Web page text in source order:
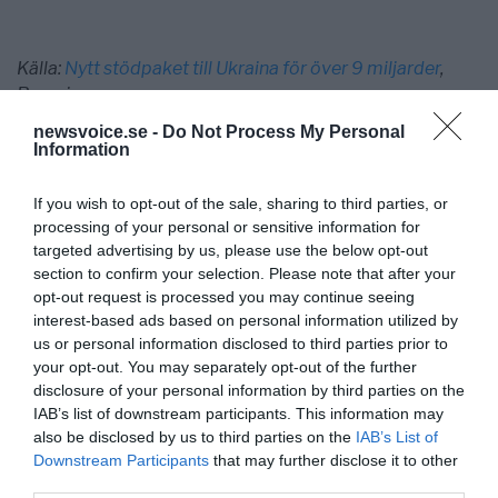
newsvoice.se - Do Not Process My Personal
Information
If you wish to opt-out of the sale, sharing to third parties, or
processing of your personal or sensitive information for
targeted advertising by us, please use the below opt-out
section to confirm your selection. Please note that after your
opt-out request is processed you may continue seeing
interest-based ads based on personal information utilized by
us or personal information disclosed to third parties prior to
your opt-out. You may separately opt-out of the further
disclosure of your personal information by third parties on the
IAB’s list of downstream participants. This information may
also be disclosed by us to third parties on the IAB’s List of
Downstream Participants that may further disclose it to other
Källa: Nytt stödpaket till Ukraina för över 9 miljarder,
Regeringen.se
NewsVoice redaktion
nyheter@newsvoice.se